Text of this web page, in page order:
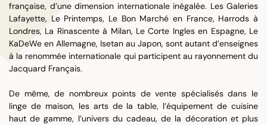
française, d’une dimension internationale inégalée. Les Galeries
Lafayette, Le Printemps, Le Bon Marché en France, Harrods à
Londres, La Rinascente à Milan, Le Corte Ingles en Espagne, Le
KaDeWe en Allemagne, Isetan au Japon, sont autant d’enseignes
à la renommée internationale qui participent au rayonnement du
Jacquard Français.
De même, de nombreux points de vente spécialisés dans le
linge de maison, les arts de la table, l’équipement de cuisine
haut de gamme, l’univers du cadeau, de la décoration et plus